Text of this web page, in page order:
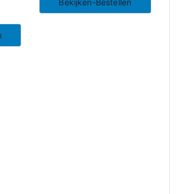
Bekijken-Bestellen